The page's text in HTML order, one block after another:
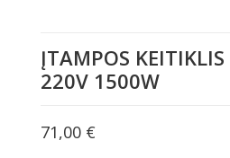
ĮTAMPOS
220V 1500W
71,00 €